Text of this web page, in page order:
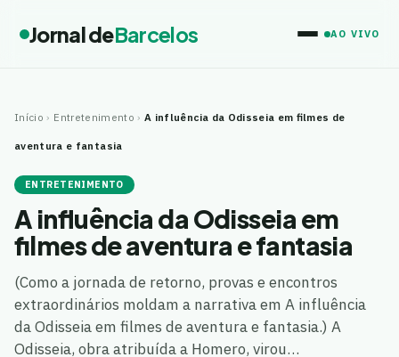
Jornal deBarcelos AO VIVO
Início › Entretenimento › A influência da Odisseia em filmes de
aventura e fantasia
ENTRETENIMENTO
A influência da Odisseia em
filmes de aventura e fantasia
(Como a jornada de retorno, provas e encontros
extraordinários moldam a narrativa em A influência
da Odisseia em filmes de aventura e fantasia.) A
Odisseia, obra atribuída a Homero, virou…